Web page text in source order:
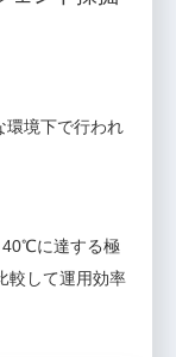
環境下で行われ
40℃に達する極
較して運用効率